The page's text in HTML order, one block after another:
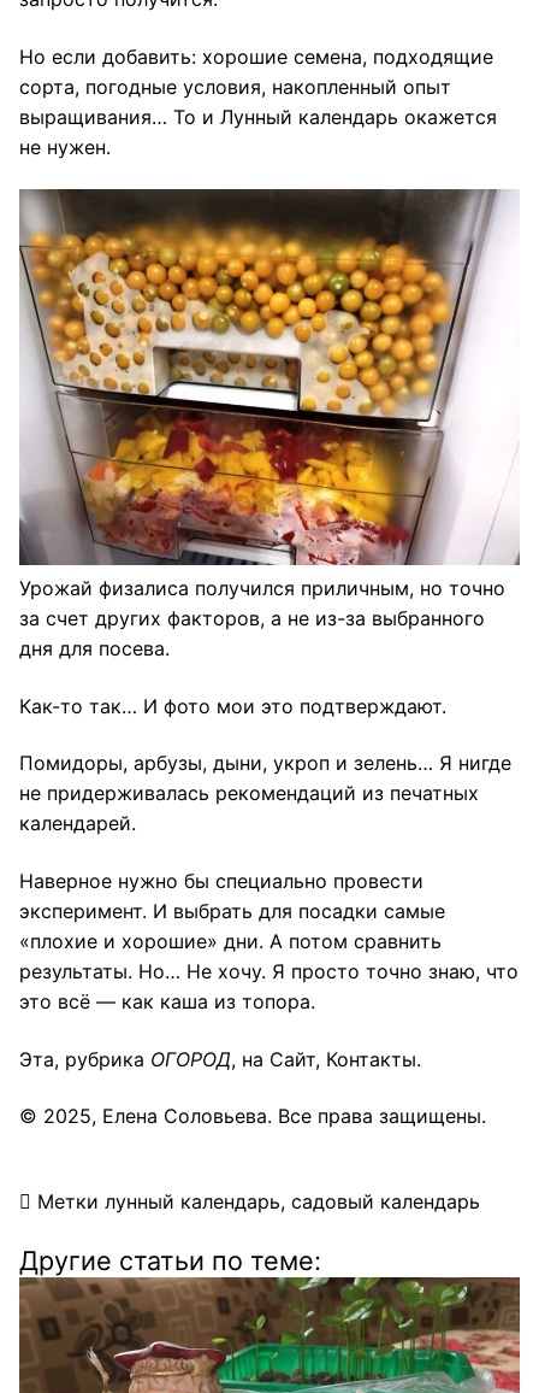
Но если добавить: хорошие семена, подходящие
сорта, погодные условия, накопленный опыт
выращивания… То и Лунный календарь окажется
не нужен.
Урожай физалиса получился приличным, но точно
за счет других факторов, а не из-за выбранного
дня для посева.
Как-то так… И фото мои это подтверждают.
Помидоры, арбузы, дыни, укроп и зелень… Я нигде
не придерживалась рекомендаций из печатных
календарей.
Наверное нужно бы специально провести
эксперимент. И выбрать для посадки самые
«плохие и хорошие» дни. А потом сравнить
результаты. Но… Не хочу. Я просто точно знаю, что
это всё — как каша из топора.
Эта, рубрика ОГОРОД, на Сайт, Контакты.
© 2025, Елена Соловьева. Все права защищены.
Метки лунный календарь, садовый календарь
Другие статьи по теме: